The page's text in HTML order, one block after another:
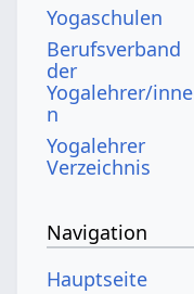
Yogaschulen
Berufsverband
der
Yogalehrer/inne
n
Yogalehrer
Verzeichnis
Navigation
Hauptseite